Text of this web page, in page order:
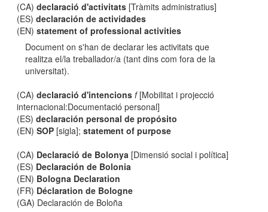
(CA)declaració d'activitats [Tràmits administratius]
(ES)declaración de actividades
(EN)statement of professional activities
Document on s'han de declarar les activitats que
realitza el/la treballador/a (tant dins com fora de la
universitat).
(CA)declaració d'intencions f[Mobilitat i projecció
internacional:Documentació personal]
(ES)declaración personal de propósito
(EN)SOP [sigla];statement of purpose
(CA) Declaració de Bolonya [Dimensió social i política]
(ES) Declaración de Bolonia
(EN) Bologna Declaration
(FR) Déclaration de Bologne
(GA) Declaración de Boloña